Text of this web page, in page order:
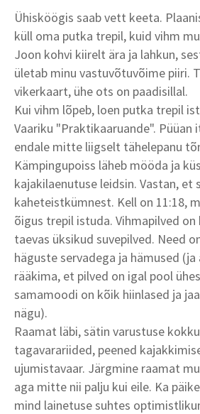
Ühisköögis saab vett keeta.
küll oma putka trepil, kuid vihm
Joon kohvi kiirelt ära ja lahkun,
ületab minu vastuvõtuvõime piiri.
vikerkaart, ühe ots on paadisillal.
Kui vihm lõpeb, loen putka trepil
Vaariku "Praktikaaruande".
endale mitte liigselt tähelepanu
Kämpingupoiss läheb mööda ja
kajakilaenutuse leidsin. Vastan, et
kaheteistkümnest. Kell on 11:18,
õigus trepil istuda. Vihmapilved on
taevas üksikud suvepilved. Need
häguste servadega ja hämused
rääkima, et pilved on igal pool
samamoodi on kõik hiinlased ja
nägu).
Raamat läbi, sätin varustuse
tagavarariided, peened
ujumistavaar. Järgmine raamat
aga mitte nii palju kui eile. Ka
mind lainetuse suhtes